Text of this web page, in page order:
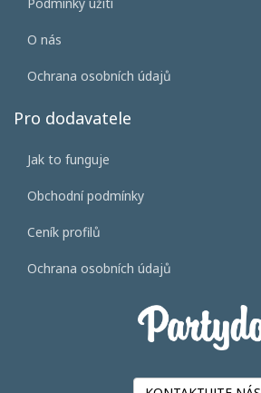
O nás
Ochrana osobních údajů
Pro dodavatele
Jak to funguje
Obchodní podmínky
Ceník profilů
Ochrana osobních údajů